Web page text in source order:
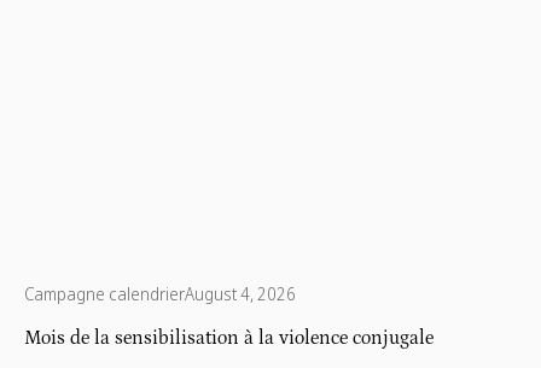
Campagne calendrierAugust 4, 2026
Mois de la sensibilisation à la violence conjugale